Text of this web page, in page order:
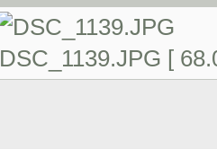
DSC_1139.JPG [